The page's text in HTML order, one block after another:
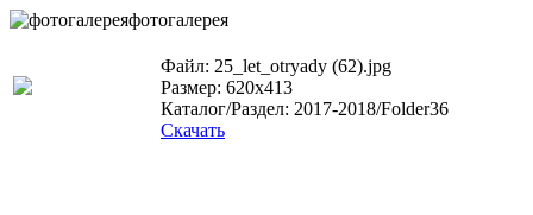
фотогалерея
Файл: 25_let_otryady (62).jpg
Размер: 620x413
Каталог/Раздел: 2017-2018/Folder36
Скачать